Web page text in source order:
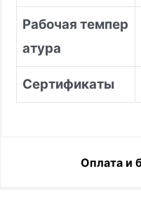
Рабочая темпер
атура
Сертификаты
Оплата и